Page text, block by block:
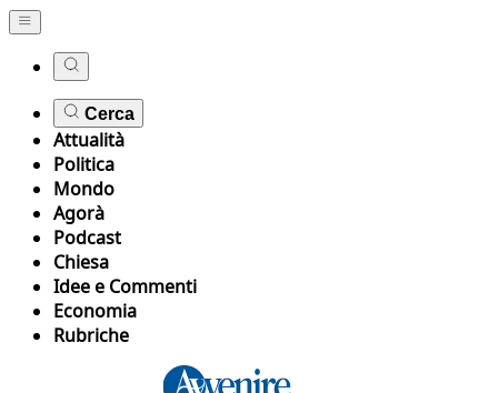
Cerca
Attualità
Politica
Mondo
Agorà
Podcast
Chiesa
Idee e Commenti
Economia
Rubriche